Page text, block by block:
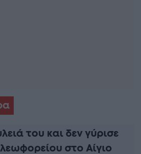
του και δεν γύρισε
στο Αίγιο